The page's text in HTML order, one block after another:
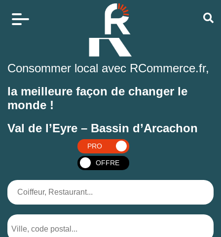
Consommer local avec RCommerce.fr,
la meilleure façon de changer le
monde !
Val de l’Eyre – Bassin d’Arcachon
PRO
OFFRE